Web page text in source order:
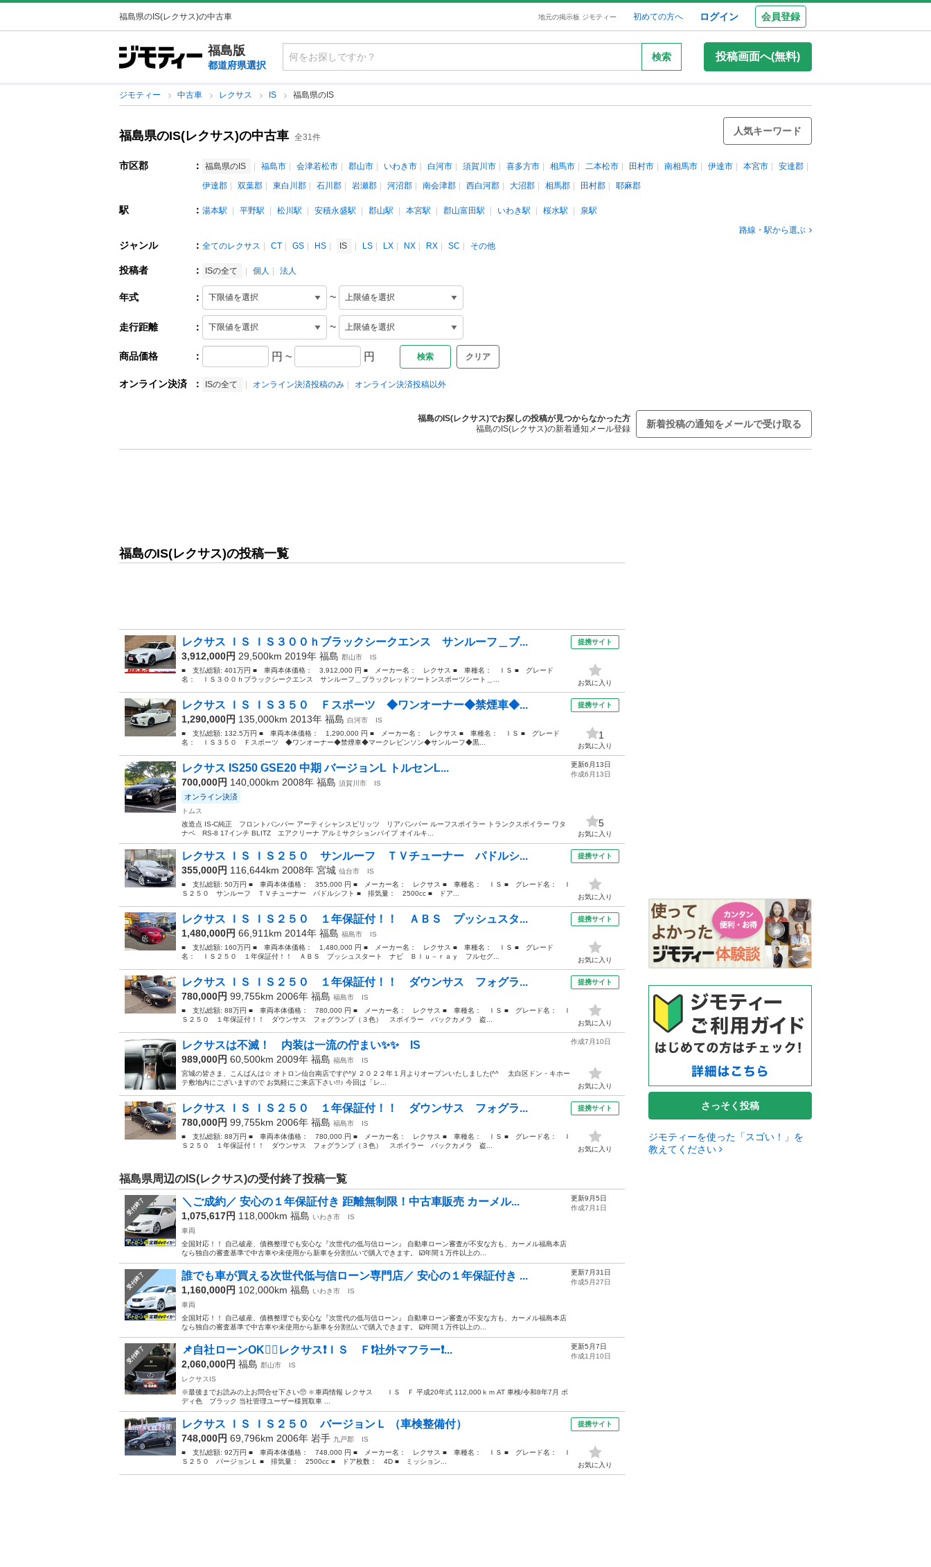
福島県のIS(レクサス)の中古車 地元の掲示板 ジモティー 初めての方へ ログイン 会員登録
福島版
都道府県選択
検索 投稿画面へ(無料)
ジモティー 中古車 レクサス IS 福島県のIS
福島県のIS(レクサス)の中古車 全31件
人気キーワード
市区郡 ： 福島県のIS 福島市 会津若松市 郡山市 いわき市 白河市 須賀川市 喜多方市 相馬市 二本松市 田村市 南相馬市 伊達市 本宮市
安達郡
伊達郡
双葉郡 東白川郡 石川郡 岩瀬郡 河沼郡 南会津郡 西白河郡 大沼郡 相馬郡 田村郡 耶麻郡
駅 ： 湯本駅 平野駅 松川駅 安積永盛駅 郡山駅 本宮駅 郡山富田駅 いわき駅 桜水駅
泉駅
路線・駅から選ぶ
ジャンル ： 全てのレクサス CT GS HS IS LS LX NX RX SC その他
投稿者 ： ISの全て 個人 法人
年式 ： ~
走行距離 ： ~
商品価格 ： 円 ~ 円 クリア
オンライン決済 ： ISの全て オンライン決済投稿のみ オンライン決済投稿以外
福島のIS(レクサス)でお探しの投稿が見つからなかった方
福島のIS(レクサス)の新着通知メール登録
新着投稿の通知をメールで受け取る
福島のIS(レクサス)の投稿一覧
レクサス ＩＳ ＩＳ３００ｈブラックシークエンス サンルーフ＿ブ...
3,912,000円 29,500km 2019年 福島 郡山市
IS
■ 支払総額: 401万円 ■ 車両本体価格： 3,912,000 円 ■ メーカー名： レクサス ■ 車種名： ＩＳ ■ グレード
名： ＩＳ３００ｈブラックシークエンス サンルーフ＿ブラックレッドツートンスポーツシート＿...
提携サイト
お気に入り
レクサス ＩＳ ＩＳ３５０ Ｆスポーツ ◆ワンオーナー◆禁煙車◆...
1,290,000円 135,000km 2013年 福島 白河市
IS
■ 支払総額: 132.5万円 ■ 車両本体価格： 1,290,000 円 ■ メーカー名： レクサス ■ 車種名： ＩＳ ■ グレード
名： ＩＳ３５０ Ｆスポーツ ◆ワンオーナー◆禁煙車◆マークレビンソン◆サンルーフ◆黒...
提携サイト
1
お気に入り
レクサス IS250 GSE20 中期 バージョンL トルセンL...
700,000円 140,000km 2008年 福島 須賀川市 IS
オンライン決済
トムス
改造点 IS-C純正 フロントバンパー アーティシャンスピリッツ リアバンパー ルーフスポイラー トランクスポイラー ワタ
ナベ RS-8 17インチ BLITZ エアクリーナ アルミサクションパイプ オイルキ...
更新6月13日
作成6月13日
5
お気に入り
レクサス ＩＳ ＩＳ２５０ サンルーフ ＴＶチューナー パドルシ...
355,000円 116,644km 2008年 宮城 仙台市
IS
■ 支払総額: 50万円 ■ 車両本体価格： 355,000 円 ■ メーカー名： レクサス ■ 車種名： ＩＳ ■ グレード名： Ｉ
Ｓ２５０ サンルーフ ＴＶチューナー パドルシフト ■ 排気量： 2500cc ■ ドア...
提携サイト
お気に入り
レクサス ＩＳ ＩＳ２５０ １年保証付！！ ＡＢＳ プッシュスタ...
1,480,000円 66,911km 2014年 福島 福島市
IS
■ 支払総額: 160万円 ■ 車両本体価格： 1,480,000 円 ■ メーカー名： レクサス ■ 車種名： ＩＳ ■ グレード
名： ＩＳ２５０ １年保証付！！ ＡＢＳ プッシュスタート ナビ Ｂｌｕ－ｒａｙ フルセグ...
提携サイト
お気に入り
レクサス ＩＳ ＩＳ２５０ １年保証付！！ ダウンサス フォグラ...
780,000円 99,755km 2006年 福島 福島市
IS
■ 支払総額: 88万円 ■ 車両本体価格： 780,000 円 ■ メーカー名： レクサス ■ 車種名： ＩＳ ■ グレード名： Ｉ
Ｓ２５０ １年保証付！！ ダウンサス フォグランプ（３色） スポイラー バックカメラ 盗...
提携サイト
お気に入り
レクサスは不滅！ 内装は一流の佇まい✨✨ IS
989,000円 60,500km 2009年 福島 福島市
IS
宮城の皆さま、こんばんは☆ オトロン仙台南店です(^^)/ ２０２２年１月よりオープンいたしました(^^ゞ 太白区ドン・キホー
テ敷地内にございますので お気軽にご来店下さい!!♪ 今回は「レ...
作成7月10日
お気に入り
レクサス ＩＳ ＩＳ２５０ １年保証付！！ ダウンサス フォグラ...
780,000円 99,755km 2006年 福島 福島市
IS
■ 支払総額: 88万円 ■ 車両本体価格： 780,000 円 ■ メーカー名： レクサス ■ 車種名： ＩＳ ■ グレード名： Ｉ
Ｓ２５０ １年保証付！！ ダウンサス フォグランプ（３色） スポイラー バックカメラ 盗...
提携サイト
お気に入り
福島県周辺のIS(レクサス)の受付終了投稿一覧
受付終了 ＼ご成約／ 安心の１年保証付き 距離無制限！中古車販売 カーメル...
1,075,617円 118,000km 福島 いわき市
IS
車両
全国対応！！ 自己破産、債務整理でも安心な『次世代の低与信ローン』 自動車ローン審査が不安な方も、カーメル福島本店
なら独自の審査基準で中古車や未使用から新車を分割払いで購入できます。 ☑️年間１万件以上の...
更新9月5日
作成7月1日
受付終了 誰でも車が買える次世代低与信ローン専門店／ 安心の１年保証付き ...
1,160,000円 102,000km 福島 いわき市
IS
車両
全国対応！！ 自己破産、債務整理でも安心な『次世代の低与信ローン』 自動車ローン審査が不安な方も、カーメル福島本店
なら独自の審査基準で中古車や未使用から新車を分割払いで購入できます。 ☑️年間１万件以上の...
更新7月31日
作成5月27日
受付終了 📌自社ローンOK🙆‍♂️レクサス❗️ＩＳ Ｆ❗️社外マフラー❗️...
2,060,000円 福島 郡山市
IS
レクサスIS
※最後までお読みの上お問合せ下さい🥺 🔆車両情報 レクサス ＩＳ Ｆ 平成20年式 112,000ｋｍ AT 車検/令和8年7月 ボ
ディ色 ブラック 当社管理ユーザー様買取車 ...
更新5月7日
作成1月10日
レクサス ＩＳ ＩＳ２５０ バージョンＬ （車検整備付）
748,000円 69,796km 2006年 岩手 九戸郡
IS
■ 支払総額: 92万円 ■ 車両本体価格： 748,000 円 ■ メーカー名： レクサス ■ 車種名： ＩＳ ■ グレード名： Ｉ
Ｓ２５０ バージョンＬ ■ 排気量： 2500cc ■ ドア枚数： 4D ■ ミッション...
提携サイト
お気に入り
さっそく投稿
ジモティーを使った「スゴい！」を
教えてください